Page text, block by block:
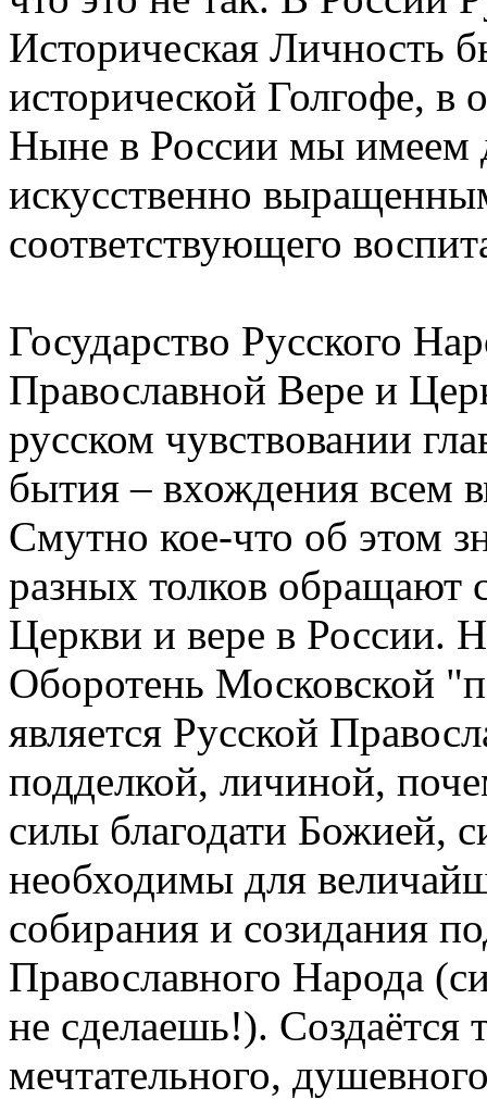
Историческая Личность
исторической Голгофе, в
Ныне в России мы имеем
искусственно
соответствующего
Государство Русского
Православной Вере и
русском чувствовании
бытия – вхождения всем
Смутно кое-что об этом
разных толков обращают
Церкви и вере в России.
Оборотень Московской
является Русской
подделкой, личиной,
силы благодати Божией,
необходимы для
собирания и созидания
Православного Народа
не сделаешь!). Создаётся
мечтательного,